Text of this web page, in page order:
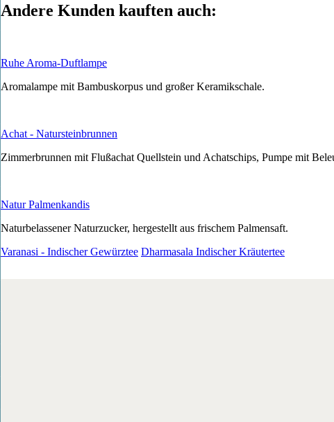
Andere Kunden kauften auch:
Ruhe Aroma-Duftlampe
Aromalampe mit Bambuskorpus und großer Keramikschale.
Achat - Natursteinbrunnen
Zimmerbrunnen mit Flußachat Quellstein und Achatschips, Pumpe mit
Natur Palmenkandis
Naturbelassener Naturzucker, hergestellt aus frischem Palmensaft.
Varanasi - Indischer Gewürztee Dharmasala Indischer Kräutertee